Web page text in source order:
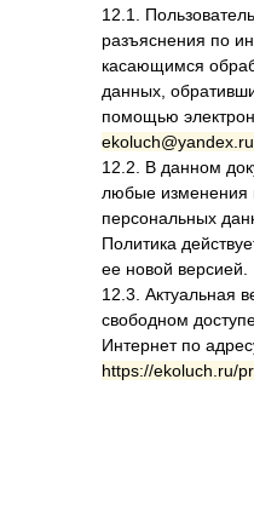
12.1.
разъяснения по
касающимся
данных,
помощью
ekoluch@yandex.ru
12.2. В данном
любые изменения
персональных
Политика
ее новой версией.
12.3. Актуальная
свободном
Интернет по
https://ekoluch.ru/